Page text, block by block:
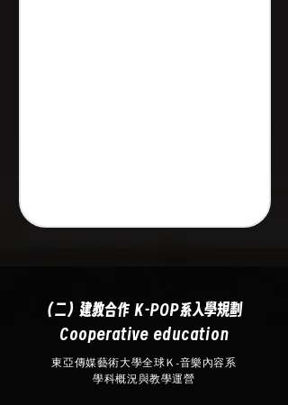
（二）建教合作 K-POP系入學規劃
Cooperative education
東亞傳媒藝術大學全球Ｋ-音樂內容系
學科概況與教學運營